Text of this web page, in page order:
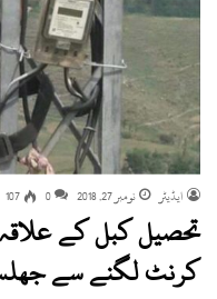
ایڈیٹر نومبر 27, 2018 0
107
تحصیل کبل کے علاقہ
کرنٹ لگنے سے